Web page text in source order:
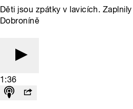
Děti jsou zpátky v lavicích.
Dobroníně
1:36